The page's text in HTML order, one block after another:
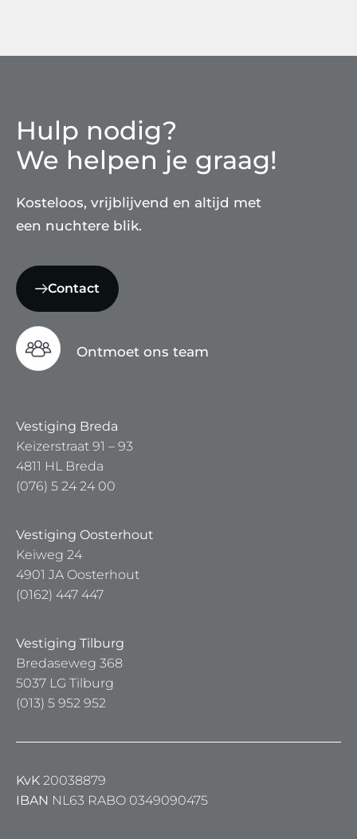
Hulp nodig?
We helpen je graag!
Kosteloos, vrijblijvend en altijd met
een nuchtere blik.
Contact
Ontmoet ons team
Vestiging Breda
Keizerstraat 91 – 93
4811 HL Breda
(076) 5 24 24 00
Vestiging Oosterhout
Keiweg 24
4901 JA Oosterhout
(0162) 447 447
Vestiging Tilburg
Bredaseweg 368
5037 LG Tilburg
(013) 5 952 952
KvK 20038879
IBAN NL63 RABO 0349090475